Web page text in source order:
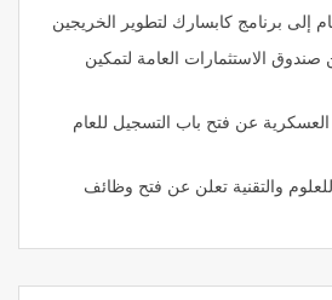
إلى برنامج كابسارك لتطوير الخريجين
الاستثمارات العامة لتمكين
العسكرية عن فتح باب التسجيل للعام
والتقنية تعلن عن فتح وظائف